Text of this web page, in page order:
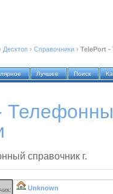
Десктоп › Справочники › TelePort
Лучшее Поиск
справочник г.
Unknown